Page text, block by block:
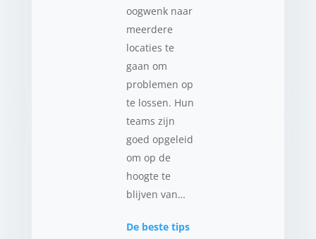
oogwenk naar
meerdere
locaties te
gaan om
problemen op
te lossen. Hun
teams zijn
goed opgeleid
om op de
hoogte te
blijven van…
De beste tips